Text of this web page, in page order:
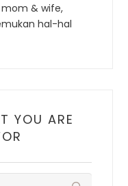
& wife,
hal-hal
YOU ARE